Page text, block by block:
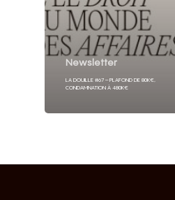
Newsletter
LA DOUILLE #67 – PLAFOND DE 80K€,
CONDAMNATION À 480K€